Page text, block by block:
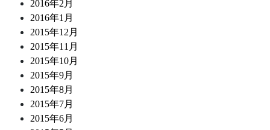
2016年2月
2016年1月
2015年12月
2015年11月
2015年10月
2015年9月
2015年8月
2015年7月
2015年6月